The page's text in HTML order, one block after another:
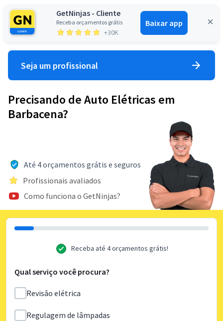
GetNinjas - Cliente
Receba orçamentos grátis
+30K
Baixar app
Entrar
Seja um profissional
Precisando de Auto Elétricas em
Barbacena?
Até 4 orçamentos grátis e seguros
Profissionais avaliados
Como funciona o GetNinjas?
Receba até 4 orçamentos grátis!
Qual serviço você procura?
Revisão elétrica
Regulagem de lâmpadas